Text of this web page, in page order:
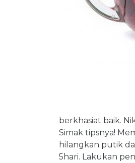
berkhasiat baik.
Simak tipsnya!
hilangkan putik
5hari. Lakukan